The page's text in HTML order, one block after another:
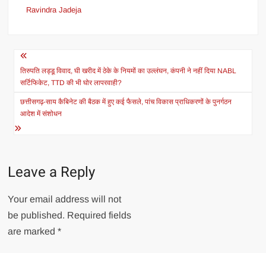
Ravindra Jadeja
Post
navigation
तिरुपति लड्डू विवाद, घी खरीद में ठेके के नियमों का उल्लंघन, कंपनी ने नहीं दिया NABL
सर्टिफिकेट, TTD की भी घोर लापरवाही?
छत्तीसगढ़-साय कैबिनेट की बैठक में हुए कई फैसले, पांच विकास प्राधिकरणों के पुनर्गठन
आदेश में संशोधन
Leave a Reply
Your email address will not
be published. Required fields
are marked*